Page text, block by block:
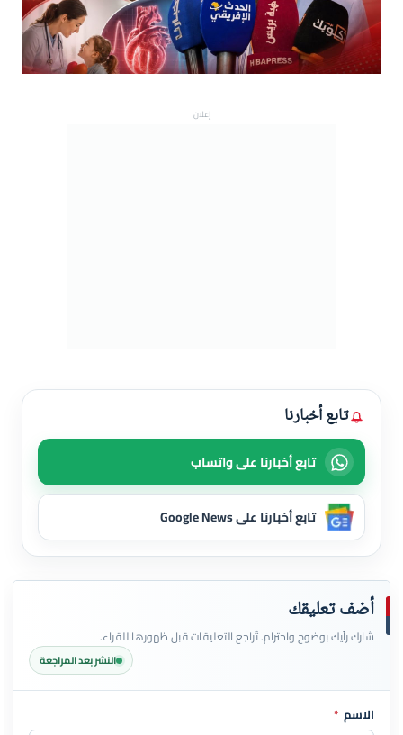
y
إعلان
تابع أخبارنا
تابع أخبارنا على واتساب
تابع أخبارنا على Google News
أضف تعليقك
شارك رأيك بوضوح واحترام. تُراجع التعليقات قبل ظهورها للقراء.
النشر بعد المراجعة
اترك هذا الحقل فارغاً
الاسم *